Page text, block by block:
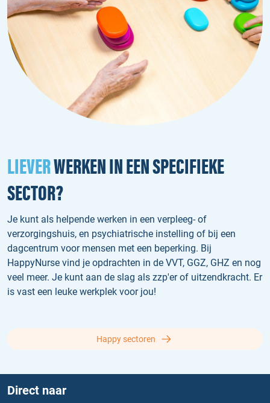
LIEVERWERKEN IN EEN SPECIFIEKE
SECTOR?
Je kunt als helpende werken in een verpleeg- of
verzorgingshuis, en psychiatrische instelling of bij een
dagcentrum voor mensen met een beperking. Bij
HappyNurse vind je opdrachten in de VVT, GGZ, GHZ en nog
veel meer. Je kunt aan de slag als zzp'er of uitzendkracht. Er
is vast een leuke werkplek voor jou!
Happy sectoren
Direct naar